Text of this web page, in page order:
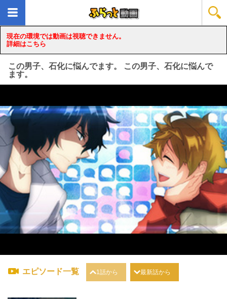
現在の環境では動画は視聴できません。
詳細はこちら
この男子、石化に悩んでます。 この男子、石化に悩んで
ます。
loading...
エピソード一覧 1話から 最新話から